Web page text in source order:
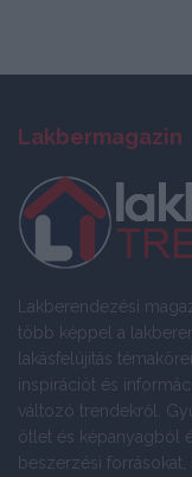
Lakbermagazin
Lakberendezési
több képpel a
lakásfelújítás
inspirációt és
változó trendekről.
ötlet és képanyagból
beszerzési forrásokat,